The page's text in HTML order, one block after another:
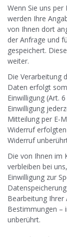
Wenn Sie uns
werden Ihre
von Ihnen dort
der Anfrage und
gespeichert.
weiter.
Die Verarbeitung
Daten erfolgt
Einwilligung (Art.
Einwilligung
Mitteilung per E-
Widerruf
Widerruf
Die von Ihnen im
verbleiben bei
Einwilligung zur
Bearbeitung Ihrer
Bestimmungen –
unberührt.